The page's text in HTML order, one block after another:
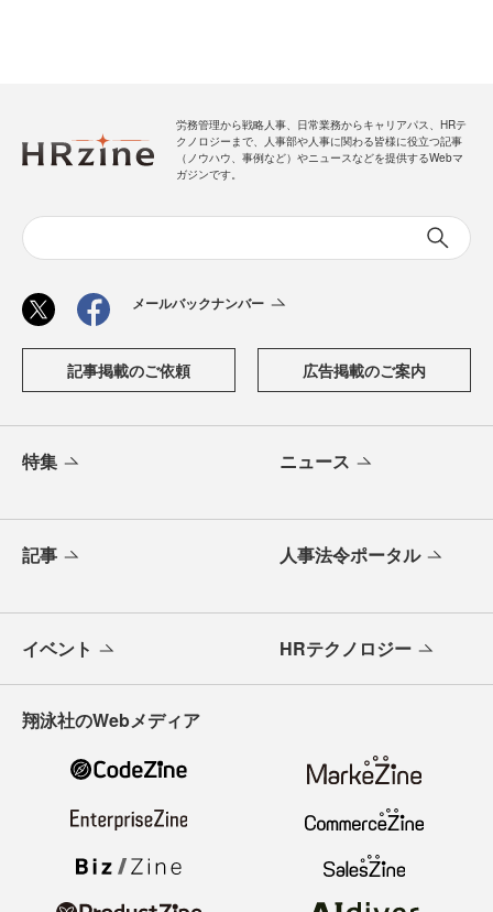
労務管理から戦略人事、日常業務からキャリアパス、HRテ
クノロジーまで、人事部や人事に関わる皆様に役立つ記事
（ノウハウ、事例など）やニュースなどを提供するWebマ
ガジンです。
メールバックナンバー
記事掲載のご依頼 広告掲載のご案内
特集 ニュース
記事 人事法令ポータル
イベント HRテクノロジー
翔泳社のWebメディア